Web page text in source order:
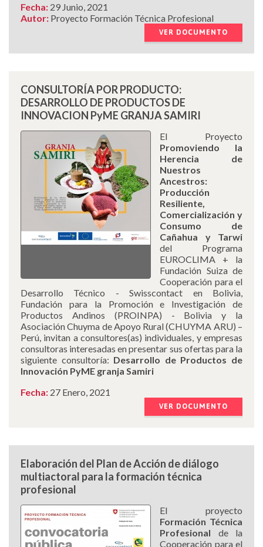
Fecha: 29 Junio, 2021
Autor: Proyecto Formación Técnica Profesional
VER DOCUMENTO
CONSULTORÍA POR PRODUCTO:
DESARROLLO DE PRODUCTOS DE
INNOVACION PyME GRANJA SAMIRI
El Proyecto
Promoviendo la
Herencia de
Nuestros
Ancestros:
Producción
Resiliente,
Comercialización y
Consumo de
Cañahua y Tarwi
del Programa
EUROCLIMA + la
Fundación Suiza de
Cooperación para el
Desarrollo Técnico - Swisscontact en Bolivia,
Fundación para la Promoción e Investigación de
Productos Andinos (PROINPA) - Bolivia y la
Asociación Chuyma de Apoyo Rural (CHUYMA ARU) –
Perú, invitan a consultores(as) individuales, y empresas
consultoras interesadas en presentar sus ofertas para la
siguiente consultoría: Desarrollo de Productos de
Innovación PyME granja Samiri
Fecha: 27 Enero, 2021
VER DOCUMENTO
Elaboración del Plan de Acción de diálogo
multiactoral para la formación técnica
profesional
El proyecto
Formación Técnica
Profesional de la
Cooperación para el